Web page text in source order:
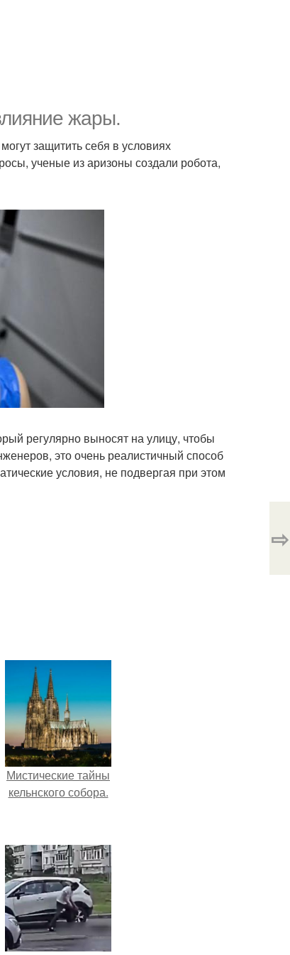
жары.
защитить себя в условиях
ученые из аризоны создали робота,
регулярно выносят на улицу, чтобы
это очень реалистичный способ
условия, не подвергая при этом
⇨
Мистические тайны
кельнского собора.